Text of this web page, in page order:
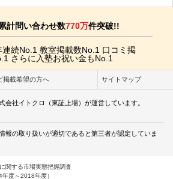
計問い合わせ数770万件突破!!
掲載希望の方へ サイトマップ
会社イトクロ（東証上場）が運営しています。
報の取り扱いが適切であると第三者が認定していま
関する市場実態把握調査
度～2018年度）